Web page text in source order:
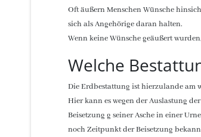
Oft äußern Menschen Wünsche
sich als Angehörige daran halten.
Wenn keine Wünsche geäußert
Welche
Die Erdbestattung ist hierzulande am
Hier kann es wegen der Auslastung
Beisetzung g seiner Asche in einer
noch Zeitpunkt der Beisetzung